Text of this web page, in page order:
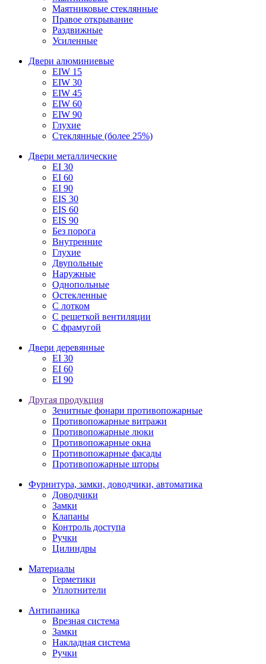
Маятниковые стеклянные
Правое открывание
Раздвижные
Усиленные
Двери алюминиевые
EIW 15
EIW 30
EIW 45
EIW 60
EIW 90
Глухие
Стеклянные (более 25%)
Двери металлические
EI 30
EI 60
EI 90
EIS 30
EIS 60
EIS 90
Без порога
Внутренние
Глухие
Двупольные
Наружные
Однопольные
Остекленные
С лотком
С решеткой вентиляции
С фрамугой
Двери деревянные
EI 30
EI 60
EI 90
Другая продукция
Зенитные фонари противопожарные
Противопожарные витражи
Противопожарные люки
Противопожарные окна
Противопожарные фасады
Противопожарные шторы
Фурнитура, замки, доводчики, автоматика
Доводчики
Замки
Клапаны
Контроль доступа
Ручки
Цилиндры
Материалы
Герметики
Уплотнители
Антипаника
Врезная система
Замки
Накладная система
Ручки